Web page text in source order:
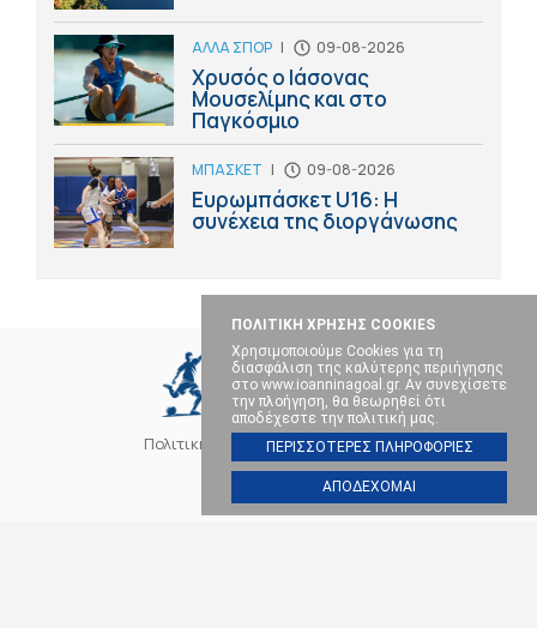
ΠΟΛΙΤΙΚΗ ΧΡΗΣΗΣ COOKIES
Χρησιμοποιούμε Cookies για τη
διασφάλιση της καλύτερης περιήγησης
στο www.ioanninagoal.gr. Αν συνεχίσετε
την πλοήγηση, θα θεωρηθεί ότι
αποδέχεστε την πολιτική μας.
ΠΕΡΙΣΣΟΤΕΡΕΣ ΠΛΗΡΟΦΟΡΙΕΣ
ΑΠΟΔΕΧΟΜΑΙ
ΑΛΛΑ ΣΠΟΡ | 09-08-2026
Χρυσός ο Ιάσονας
Μουσελίμης και στο
Παγκόσμιο
ΜΠΑΣΚΕΤ | 09-08-2026
Ευρωμπάσκετ U16: Η
συνέχεια της διοργάνωσης
Πολιτική Cookies Επικοινωνία
SOCIAL MEDIA